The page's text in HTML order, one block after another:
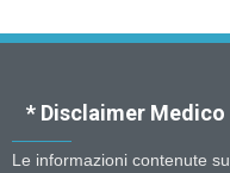
* Disclaimer Medico
Le informazioni contenute su